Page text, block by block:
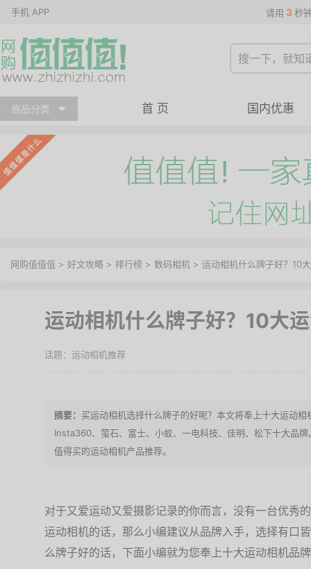
手机 APP 请用 3 秒
商品分类 首 页 国内优惠
网购值值值 > 好文攻略 > 排行榜 > 数码相机 > 运动相机什么牌子好？10
运动相机什么牌子好？10大
运动相机推荐
买运动相机选择什么牌子的好呢？本文将奉上十大运动
Insta360、萤石、富士、小蚁、一电科技、佳明、松下十大品
值得买的运动相机产品推荐。
对于又爱运动又爱摄影记录的你而言，没有一台优秀
运动相机的话，那么小编建议从品牌入手，选择有口
么牌子好的话，下面小编就为您奉上十大运动相机品